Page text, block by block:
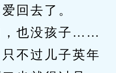
回去了。
也没孩子……
不过儿子英年